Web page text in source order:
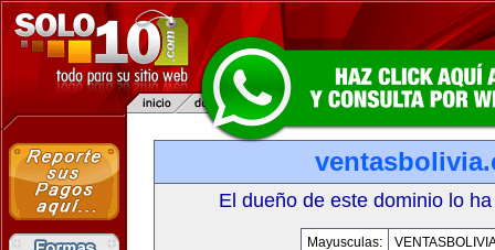
El dueño de este dominio lo
Mayusculas: